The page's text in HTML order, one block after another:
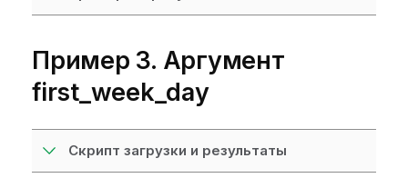
Пример 3. Аргумент
first_week_day
Скрипт загрузки и результаты